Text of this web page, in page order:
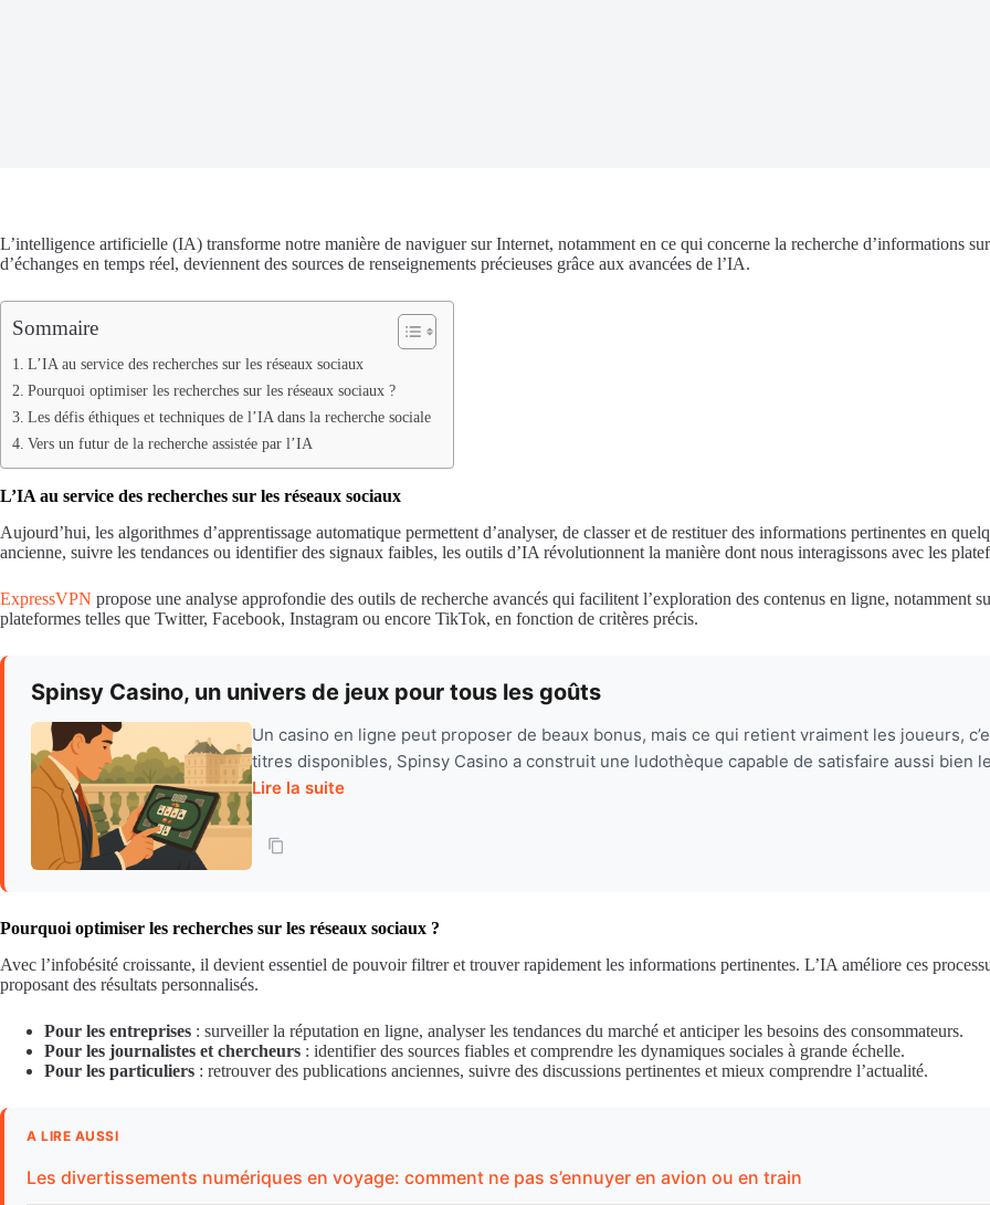
L’intelligence artificielle (IA) transforme notre manière de naviguer sur Internet, notamment en ce qui concerne la recherche d’informations
d’échanges en temps réel, deviennent des sources de renseignements précieuses grâce aux avancées de l’IA.
Sommaire
L’IA au service des recherches sur les réseaux sociaux
Pourquoi optimiser les recherches sur les réseaux sociaux ?
Les défis éthiques et techniques de l’IA dans la recherche sociale
Vers un futur de la recherche assistée par l’IA
L’IA au service des recherches sur les réseaux sociaux
Aujourd’hui, les algorithmes d’apprentissage automatique permettent d’analyser, de classer et de restituer des informations pertinentes en
ancienne, suivre les tendances ou identifier des signaux faibles, les outils d’IA révolutionnent la manière dont nous interagissons avec les
ExpressVPN propose une analyse approfondie des outils de recherche avancés qui facilitent l’exploration des contenus en ligne, notamment
plateformes telles que Twitter, Facebook, Instagram ou encore TikTok, en fonction de critères précis.
Spinsy Casino, un univers de jeux pour tous les goûts
Un casino en ligne peut proposer de beaux bonus, mais ce qui retient vraiment les joueurs,
titres disponibles, Spinsy Casino a construit une ludothèque capable de satisfaire aussi bien
Lire la suite
Pourquoi optimiser les recherches sur les réseaux sociaux ?
Avec l’infobésité croissante, il devient essentiel de pouvoir filtrer et trouver rapidement les informations pertinentes. L’IA améliore ces
proposant des résultats personnalisés.
Pour les entreprises : surveiller la réputation en ligne, analyser les tendances du marché et anticiper les besoins des consommateurs.
Pour les journalistes et chercheurs : identifier des sources fiables et comprendre les dynamiques sociales à grande échelle.
Pour les particuliers : retrouver des publications anciennes, suivre des discussions pertinentes et mieux comprendre l’actualité.
A LIRE AUSSI
Les divertissements numériques en voyage: comment ne pas s’ennuyer en avion ou en train